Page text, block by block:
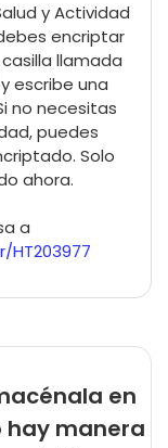
y Actividad
encriptar
llamada
escribe una
no necesitas
puedes
Solo
ahora.
a
en
hay manera